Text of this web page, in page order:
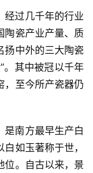
经过几千年的行业
陶瓷产业产量、质
扬中外的三大陶瓷
。其中被冠以千年
，至今所产瓷器仍
是南方最早生产白
如玉著称于世，
位。自古以来，景